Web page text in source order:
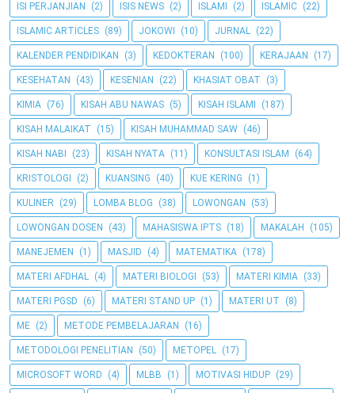
ISI PERJANJIAN (2) ISIS NEWS (2) ISLAMI (2) ISLAMIC (22)
ISLAMIC ARTICLES (89) JOKOWI (10) JURNAL (22)
KALENDER PENDIDIKAN (3) KEDOKTERAN (100) KERAJAAN (17)
KESEHATAN (43) KESENIAN (22) KHASIAT OBAT (3)
KIMIA (76) KISAH ABU NAWAS (5) KISAH ISLAMI (187)
KISAH MALAIKAT (15) KISAH MUHAMMAD SAW (46)
KISAH NABI (23) KISAH NYATA (11) KONSULTASI ISLAM (64)
KRISTOLOGI (2) KUANSING (40) KUE KERING (1)
KULINER (29) LOMBA BLOG (38) LOWONGAN (53)
LOWONGAN DOSEN (43) MAHASISWA IPTS (18) MAKALAH (105)
MANEJEMEN (1) MASJID (4) MATEMATIKA (178)
MATERI AFDHAL (4) MATERI BIOLOGI (53) MATERI KIMIA (33)
MATERI PGSD (6) MATERI STAND UP (1) MATERI UT (8)
ME (2) METODE PEMBELAJARAN (16)
METODOLOGI PENELITIAN (50) METOPEL (17)
MICROSOFT WORD (4) MLBB (1) MOTIVASI HIDUP (29)